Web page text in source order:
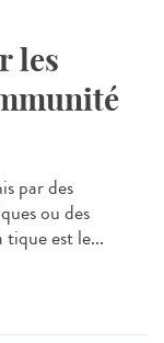
les
par des
ou des
tique est le...